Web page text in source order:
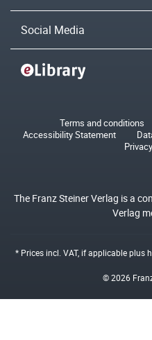
Social Media
Terms and conditions
Accessibility Statement
The Franz Steiner Verlag is a
Verlag
* Prices incl. VAT, if applicable plus
© 2026